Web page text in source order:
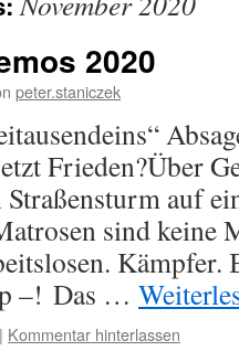
2020
peter.staniczek
Frieden?Über
auf
sind keine
Kämpfer.
–! Das …
| Kommentar hinterlassen